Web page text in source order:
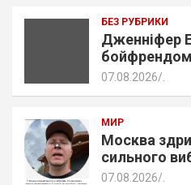
БЕЗ РУБРИКИ
Дженніфер
бойфрендом
07.08.2026
МИР
Москва
сильного
07.08.2026